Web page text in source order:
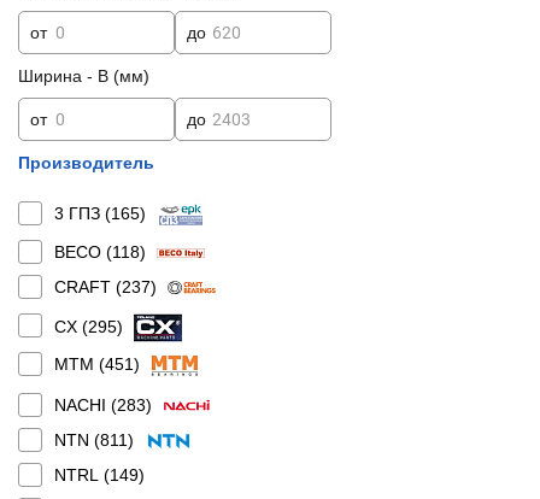
от до
Ширина - B (мм)
от до
Производитель
3 ГПЗ (165)
BECO (118)
CRAFT (237)
CX (295)
MTM (451)
NACHI (283)
NTN (811)
NTRL (149)